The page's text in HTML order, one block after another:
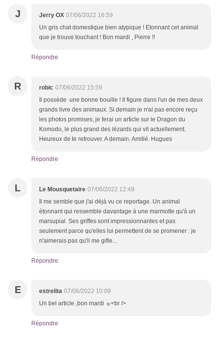
J Jerry OX 07/06/2022 16:59
Un gris chat domestique bien atypique ! Etonnant cet animal
que je trouve touchant ! Bon mardi , Pierre !!
Répondre
R robic 07/06/2022 15:59
Il possède une bonne bouille ! Il figure dans l'un de mes deux
grands livre des animaux. Si demain je n'ai pas encore reçu
les photos promises, je ferai un article sur le Dragon du
Komodo, le plus grand des lézards qui vit actuellement.
Heureux de te retrouver. A demain. Amitié. Hugues
Répondre
L Le Mousquetaire 07/06/2022 12:49
Il me semble que j'ai déjà vu ce reportage. Un animal
étonnant qui ressemble davantage à une marmotte qu'à un
marsupial. Ses griffes sont impressionnantes et pas
seulement parce qu'elles lui permettent de se promener : je
n'aimerais pas qu'il me gifle...
Répondre
E estrelita 07/06/2022 10:09
Un bel article ,bon mardi ☼<br />
Répondre